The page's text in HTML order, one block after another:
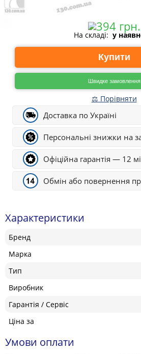
На складі: у
Купити
Швидке замовлення
⚖ Порівняти
Доставка по Україні
Персональні знижки на
Офіційна гарантія — 12
Обмін або повернення
Характеристики
Бренд
Марка
Тип
Виробник
Гарантія / Сервіс
Ціна за
Умови оплати